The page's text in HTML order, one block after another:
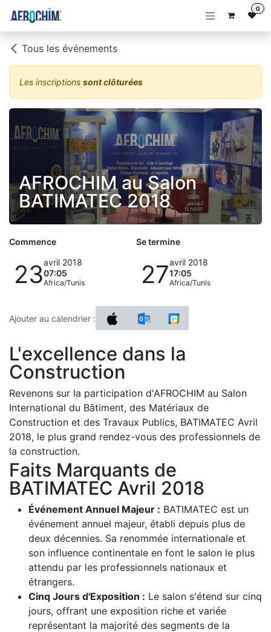
Se rendre au contenu 0
Tous les événements
Les inscriptions sont clôturées
AFROCHIM au Salon
BATIMATEC 2018
Commence
23avril 2018
07:05
Africa/Tunis
Se termine
27avril 2018
17:05
Africa/Tunis
Ajouter au calendrier :
L'excellence dans la
Construction
Revenons sur la participation d'AFROCHIM au Salon
International du Bâtiment, des Matériaux de
Construction et des Travaux Publics, BATIMATEC Avril
2018, le plus grand rendez-vous des professionnels de
la construction.
Faits Marquants de
BATIMATEC Avril 2018
Événement Annuel Majeur : BATIMATEC est un
événement annuel majeur, établi depuis plus de
deux décennies. Sa renommée internationale et
son influence continentale en font le salon le plus
attendu par les professionnels nationaux et
étrangers.
Cinq Jours d'Exposition : Le salon s'étend sur cinq
jours, offrant une exposition riche et variée
représentant la majorité des segments de la